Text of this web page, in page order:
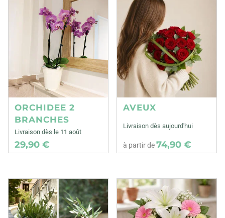
ORCHIDEE 2
BRANCHES
Livraison dès le 11 août
29,90 €
AVEUX
Livraison dès aujourd'hui
à partir de74,90 €